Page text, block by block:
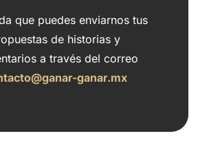
que puedes enviarnos tus
de historias y
a través del correo
ganar.mx